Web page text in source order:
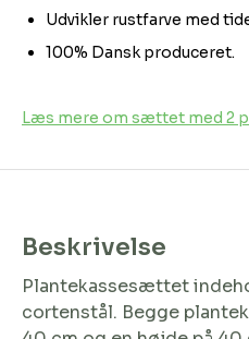
Udvikler rustfarve med
100% Dansk produceret.
Læs mere om sættet med 2
Beskrivelse
Plantekassesættet
cortenstål. Begge